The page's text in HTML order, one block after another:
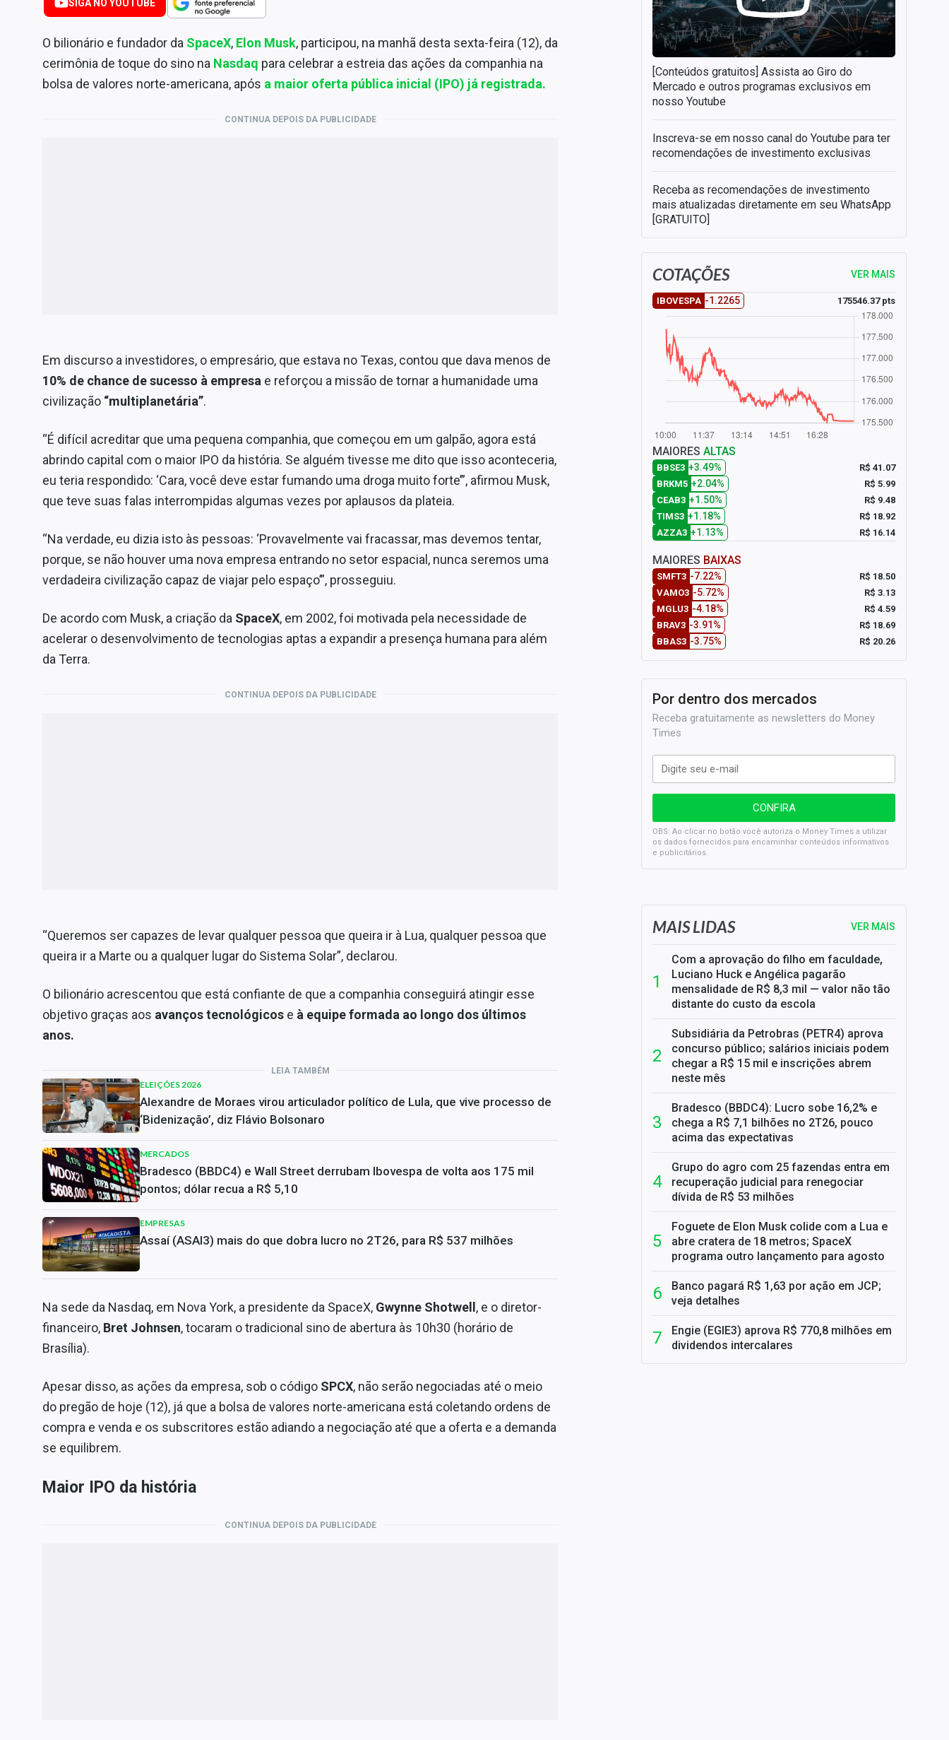
SIGA NO YOUTUBE
O bilionário e fundador da SpaceX, Elon Musk, participou, na manhã desta sexta-feira (12), da
cerimônia de toque do sino na Nasdaq para celebrar a estreia das ações da companhia na
bolsa de valores norte-americana, após a maior oferta pública inicial (IPO) já registrada.
CONTINUA DEPOIS DA PUBLICIDADE
Em discurso a investidores, o empresário, que estava no Texas, contou que dava menos de
10% de chance de sucesso à empresa e reforçou a missão de tornar a humanidade uma
civilização “multiplanetária”.
“É difícil acreditar que uma pequena companhia, que começou em um galpão, agora está
abrindo capital com o maior IPO da história. Se alguém tivesse me dito que isso aconteceria,
eu teria respondido: ‘Cara, você deve estar fumando uma droga muito forte’”, afirmou Musk,
que teve suas falas interrompidas algumas vezes por aplausos da plateia.
“Na verdade, eu dizia isto às pessoas: ‘Provavelmente vai fracassar, mas devemos tentar,
porque, se não houver uma nova empresa entrando no setor espacial, nunca seremos uma
verdadeira civilização capaz de viajar pelo espaço’”, prosseguiu.
De acordo com Musk, a criação da SpaceX, em 2002, foi motivada pela necessidade de
acelerar o desenvolvimento de tecnologias aptas a expandir a presença humana para além
da Terra.
CONTINUA DEPOIS DA PUBLICIDADE
“Queremos ser capazes de levar qualquer pessoa que queira ir à Lua, qualquer pessoa que
queira ir a Marte ou a qualquer lugar do Sistema Solar”, declarou.
O bilionário acrescentou que está confiante de que a companhia conseguirá atingir esse
objetivo graças aos avanços tecnológicos e à equipe formada ao longo dos últimos
anos.
LEIA TAMBÉM
ELEIÇÕES 2026
Alexandre de Moraes virou articulador político de Lula, que vive processo de
‘Bidenização’, diz Flávio Bolsonaro
MERCADOS
Bradesco (BBDC4) e Wall Street derrubam Ibovespa de volta aos 175 mil
pontos; dólar recua a R$ 5,10
EMPRESAS
Assaí (ASAI3) mais do que dobra lucro no 2T26, para R$ 537 milhões
Na sede da Nasdaq, em Nova York, a presidente da SpaceX, Gwynne Shotwell, e o diretor-
financeiro, Bret Johnsen, tocaram o tradicional sino de abertura às 10h30 (horário de
Brasília).
Apesar disso, as ações da empresa, sob o código SPCX, não serão negociadas até o meio
do pregão de hoje (12), já que a bolsa de valores norte-americana está coletando ordens de
compra e venda e os subscritores estão adiando a negociação até que a oferta e a demanda
se equilibrem.
Maior IPO da história
CONTINUA DEPOIS DA PUBLICIDADE
[Conteúdos gratuitos] Assista ao Giro do
Mercado e outros programas exclusivos em
nosso Youtube
Inscreva-se em nosso canal do Youtube para ter
recomendações de investimento exclusivas
Receba as recomendações de investimento
mais atualizadas diretamente em seu WhatsApp
[GRATUITO]
COTAÇÕES VER MAIS
IBOVESPA -1.2265 175546.37 pts
MAIORES ALTAS
BBSE3 +3.49%
R$ 41.07
BRKM5 +2.04%
R$ 5.99
CEAB3 +1.50%
R$ 9.48
TIMS3 +1.18%
R$ 18.92
AZZA3 +1.13% R$ 16.14
MAIORES BAIXAS
SMFT3 -7.22%
R$ 18.50
VAMO3 -5.72%
R$ 3.13
MGLU3 -4.18%
R$ 4.59
BRAV3 -3.91%
R$ 18.69
BBAS3 -3.75% R$ 20.26
Por dentro dos mercados
Receba gratuitamente as newsletters do Money
Times
OBS: Ao clicar no botão você autoriza o Money Times a utilizar
os dados fornecidos para encaminhar conteúdos informativos
e publicitários.
SELIC em 14%: A repercussão da decisão sobre os JUROS
MAIS LIDAS VER MAIS
Com a aprovação do filho em faculdade,
Luciano Huck e Angélica pagarão
mensalidade de R$ 8,3 mil — valor não tão
distante do custo da escola
Subsidiária da Petrobras (PETR4) aprova
concurso público; salários iniciais podem
chegar a R$ 15 mil e inscrições abrem
neste mês
Bradesco (BBDC4): Lucro sobe 16,2% e
chega a R$ 7,1 bilhões no 2T26, pouco
acima das expectativas
Grupo do agro com 25 fazendas entra em
recuperação judicial para renegociar
dívida de R$ 53 milhões
Foguete de Elon Musk colide com a Lua e
abre cratera de 18 metros; SpaceX
programa outro lançamento para agosto
Banco pagará R$ 1,63 por ação em JCP;
veja detalhes
Engie (EGIE3) aprova R$ 770,8 milhões em
dividendos intercalares